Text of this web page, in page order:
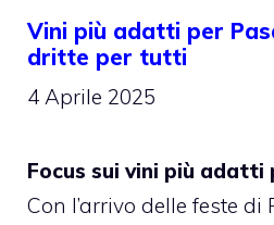
Vini più adatti per
dritte per tutti
4 Aprile 2025
Focus sui vini più adatti
Con l’arrivo delle feste di